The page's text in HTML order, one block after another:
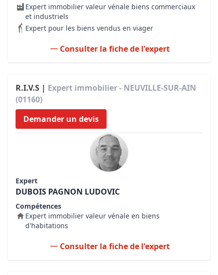
Expert immobilier valeur vénale biens commerciaux
et industriels
Expert pour les biens vendus en viager
Consulter la fiche de l'expert
R.I.V.S | Expert immobilier - NEUVILLE-SUR-AIN
(01160)
Demander un devis
Expert
DUBOIS PAGNON LUDOVIC
Compétences
Expert immobilier valeur vénale en biens
d'habitations
Consulter la fiche de l'expert